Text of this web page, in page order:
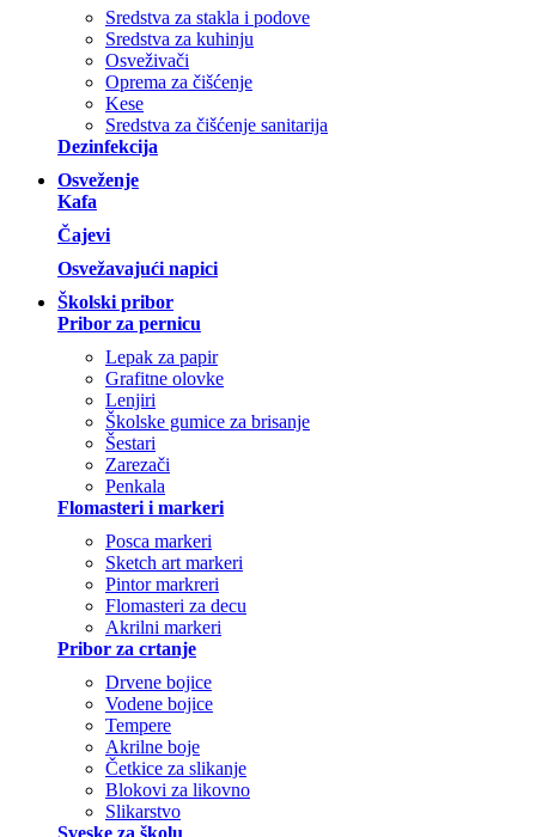
Sredstva za stakla i podove
Sredstva za kuhinju
Osveživači
Oprema za čišćenje
Kese
Sredstva za čišćenje sanitarija
Dezinfekcija
Osveženje
Kafa
Čajevi
Osvežavajući napici
Školski pribor
Pribor za pernicu
Lepak za papir
Grafitne olovke
Lenjiri
Školske gumice za brisanje
Šestari
Zarezači
Penkala
Flomasteri i markeri
Posca markeri
Sketch art markeri
Pintor markreri
Flomasteri za decu
Akrilni markeri
Pribor za crtanje
Drvene bojice
Vodene bojice
Tempere
Akrilne boje
Četkice za slikanje
Blokovi za likovno
Slikarstvo
Sveske za školu